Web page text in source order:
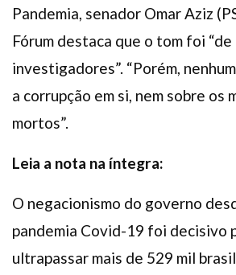
Pandemia, senador Omar Aziz
Fórum destaca que o tom foi “de
investigadores”. “Porém,
a corrupção em si, nem sobre os
mortos”.
Leia a nota na íntegra:
O negacionismo do governo
pandemia Covid-19 foi decisivo
ultrapassar mais de 529 mil